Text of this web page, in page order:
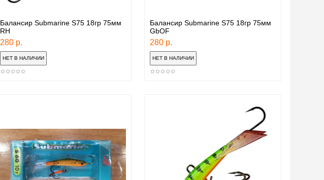
Балансир Submarine S75 18гр 75мм
RH
280 р.
Балансир Submarine S75 18гр 75мм
GbOF
280 р.